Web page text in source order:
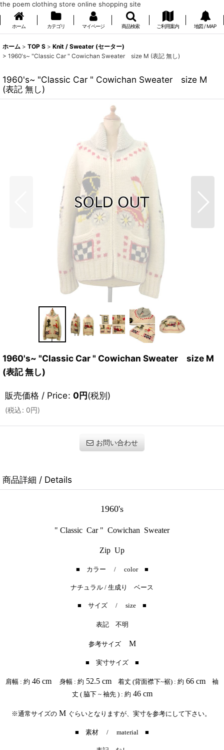
the poem clothing store online shopping site
ホーム カテゴリ マイページ 商品検索 ご利用案内 地図 / MAP
ホーム > TOP S > Knit / Sweater (セーター)
> 1960's~ "Classic Car " Cowichan Sweater size M (表記 無し)
1960's~ "Classic Car " Cowichan Sweater size M
(表記 無し)
1960's~ "Classic Car " Cowichan Sweater size M
(表記 無し)
販売価格 / Price: 0円(税別)
(税込: 0円)
お問い合わせ
商品詳細 / Details
1960's
" Classic Car " Cowichan Sweater
Zip Up
■ カラー / color ■
ナチュラル / 生成り ベース
■ サイズ / size ■
表記 不明
参考サイズM
■ 実寸サイズ ■
肩幅 : 約 46 cm 身幅 : 約 52.5 cm 着丈 (背面襟下~裾) : 約 66 cm 袖
丈 ( 脇下 ~ 袖先 ) : 約 46 cm
※通常サイズの M ぐらいとなりますが、実寸を参考にして下さい。
■ 素材 / material ■